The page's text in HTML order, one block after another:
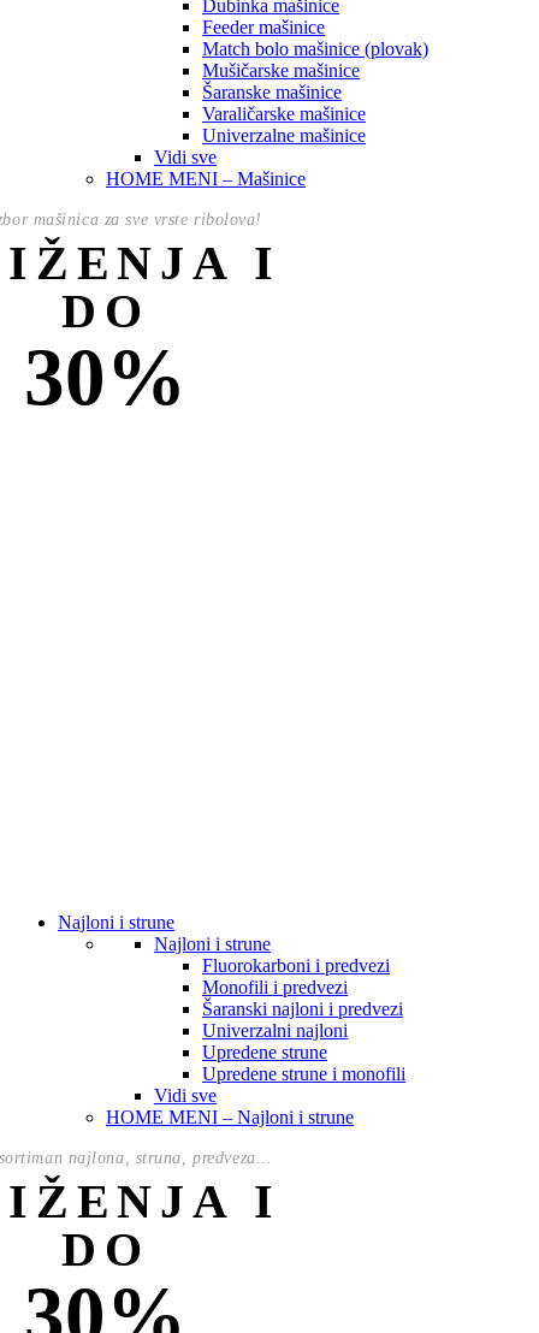
Dubinka mašinice
Feeder mašinice
Match bolo mašinice (plovak)
Mušičarske mašinice
Šaranske mašinice
Varaličarske mašinice
Univerzalne mašinice
Vidi sve
HOME MENI – Mašinice
mašinica za sve vrste ribolova!
I
DO
30%
Najloni i strune
Najloni i strune
Fluorokarboni i predvezi
Monofili i predvezi
Šaranski najloni i predvezi
Univerzalni najloni
Upredene strune
Upredene strune i monofili
Vidi sve
HOME MENI – Najloni i strune
najlona, struna, predveza...
I
DO